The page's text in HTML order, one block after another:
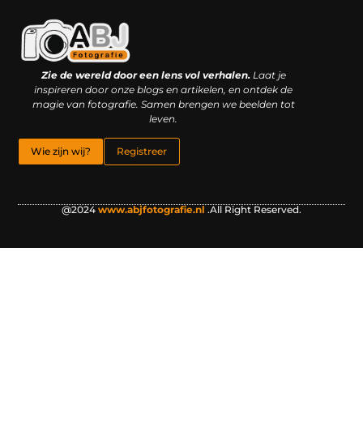
Zie de wereld door een lens vol verhalen.Laat je
inspireren door onze blogs en artikelen, en ontdek de
magie van fotografie. Samen brengen we beelden tot
leven.
Wie zijn wij? Registreer
@2024 www.abjfotografie.nl .All Right Reserved.